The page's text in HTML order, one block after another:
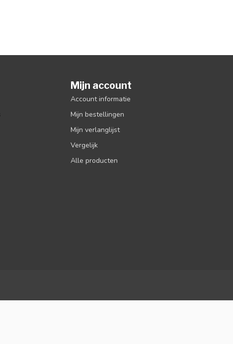
Mijn account
Account informatie
Mijn bestellingen
Mijn verlanglijst
Vergelijk
Alle producten